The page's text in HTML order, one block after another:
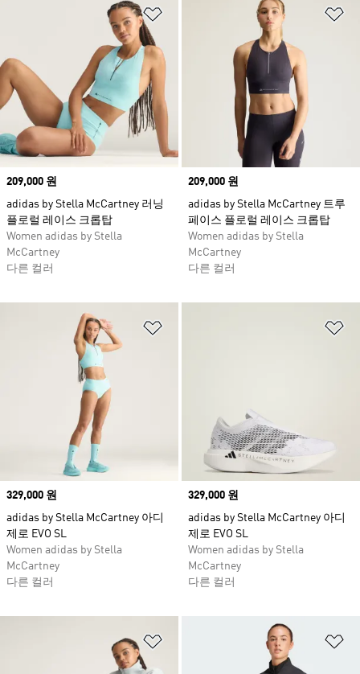
위시리스트 담기
Price
209,000 원
adidas by Stella McCartney 러닝
플로럴 레이스 크롭탑
Women adidas by Stella
McCartney
다른 컬러
Price
209,000 원
adidas by Stella McCartney 트루
페이스 플로럴 레이스 크롭탑
Women adidas by Stella
McCartney
다른 컬러
Price
329,000 원
adidas by Stella McCartney 아디
제로 EVO SL
Women adidas by Stella
McCartney
다른 컬러
Price
329,000 원
adidas by Stella McCartney 아디
제로 EVO SL
Women adidas by Stella
McCartney
다른 컬러